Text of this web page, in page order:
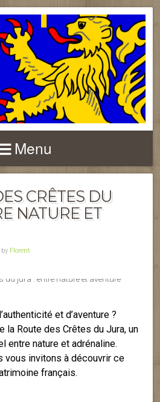
COMTÉ
Menu
CRÊTES DU
NATURE ET
Florent
et d’aventure ?
la Route des Crêtes du Jura, un
entre nature et adrénaline.
vous invitons à découvrir ce
français.